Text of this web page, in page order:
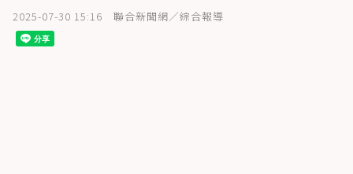
2025-07-30 15:16 聯合新聞網／綜合報導